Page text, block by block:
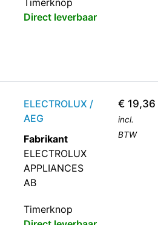
Timerknop
Direct leverbaar
ELECTROLUX /
AEG
Fabrikant
ELECTROLUX
APPLIANCES
AB
Timerknop
€ 19,36
incl.
BTW